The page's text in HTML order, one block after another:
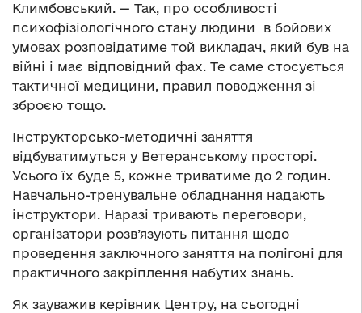
Климбовський. — Так, про особливості
психофізіологічного стану людини в бойових
умовах розповідатиме той викладач, який був на
війні і має відповідний фах. Те саме стосується
тактичної медицини, правил поводження зі
зброєю тощо.
Інструкторсько-методичні заняття
відбуватимуться у Ветеранському просторі.
Усього їх буде 5, кожне триватиме до 2 годин.
Навчально-тренувальне обладнання надають
інструктори. Наразі тривають переговори,
організатори розв’язують питання щодо
проведення заключного заняття на полігоні для
практичного закріплення набутих знань.
Як зауважив керівник Центру, на сьогодні